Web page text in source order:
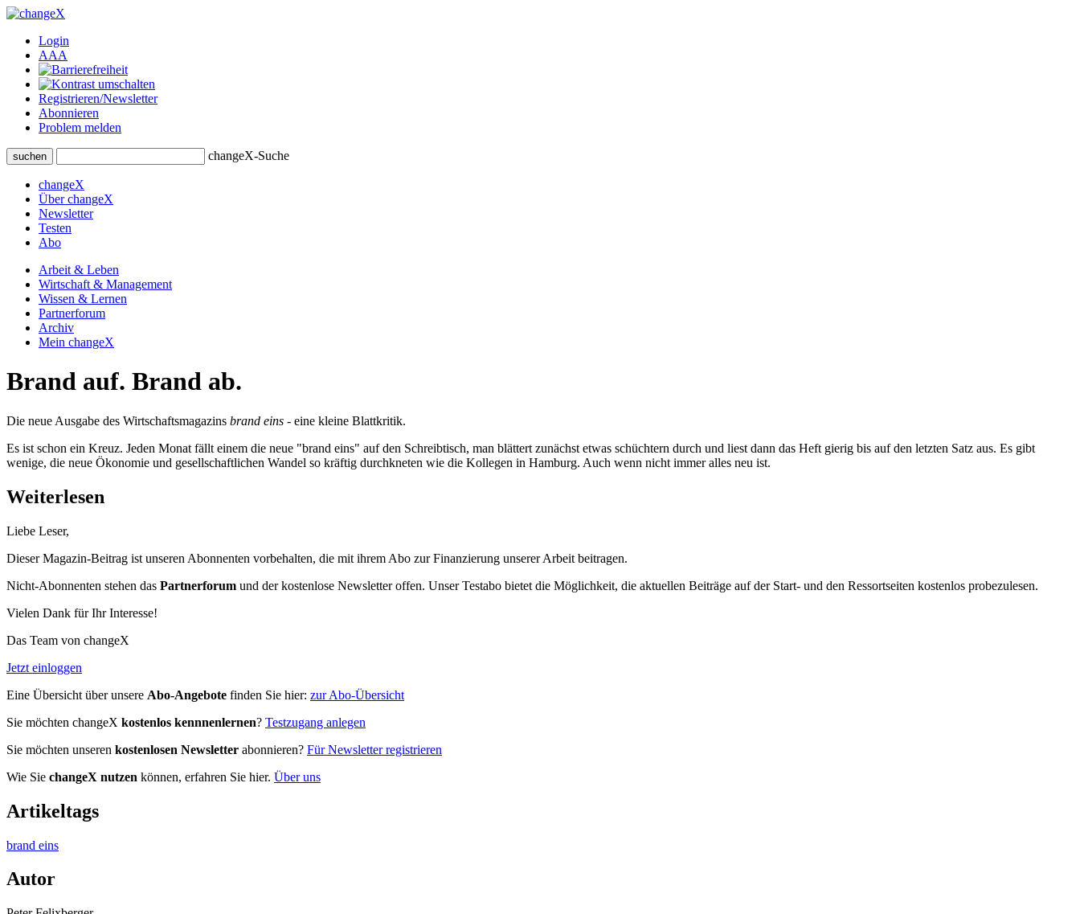
Login
AAA
Registrieren/Newsletter
Abonnieren
Problem melden
suchen changeX-Suche
changeX
Über changeX
Newsletter
Testen
Abo
Arbeit & Leben
Wirtschaft & Management
Wissen & Lernen
Partnerforum
Archiv
Mein changeX
Brand auf. Brand ab.
Die neue Ausgabe des Wirtschaftsmagazins brand eins - eine kleine Blattkritik.
Es ist schon ein Kreuz. Jeden Monat fällt einem die neue "brand eins" auf den Schreibtisch, man blättert zunächst etwas schüchtern durch und liest dann das Heft gierig bis auf den letzten Satz aus. Es gibt
wenige, die neue Ökonomie und gesellschaftlichen Wandel so kräftig durchkneten wie die Kollegen in Hamburg. Auch wenn nicht immer alles neu ist.
Weiterlesen
Liebe Leser,
Dieser Magazin-Beitrag ist unseren Abonnenten vorbehalten, die mit ihrem Abo zur Finanzierung unserer Arbeit beitragen.
Nicht-Abonnenten stehen das Partnerforum und der kostenlose Newsletter offen. Unser Testabo bietet die Möglichkeit, die aktuellen Beiträge auf der Start- und den Ressortseiten kostenlos probezulesen.
Vielen Dank für Ihr Interesse!
Das Team von changeX
Jetzt einloggen
Eine Übersicht über unsere Abo-Angebote finden Sie hier: zur Abo-Übersicht
Sie möchten changeX kostenlos kennnenlernen? Testzugang anlegen
Sie möchten unseren kostenlosen Newsletter abonnieren? Für Newsletter registrieren
Wie Sie changeX nutzen können, erfahren Sie hier. Über uns
Artikeltags
brand eins
Autor